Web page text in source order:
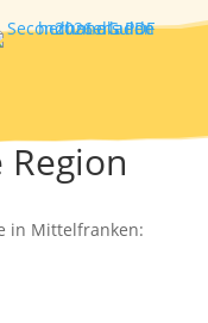
in Mittelfranken: